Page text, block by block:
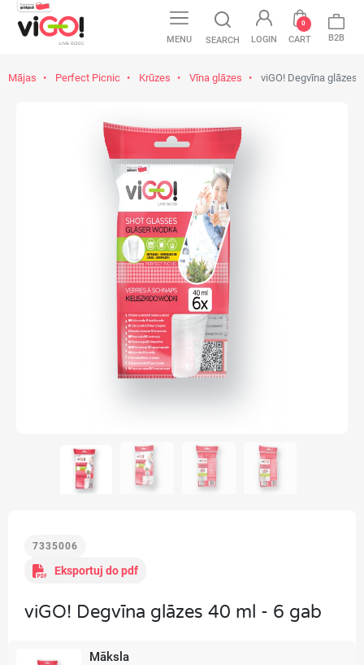
MENU SEARCH LOGIN CART
0
B2B
Mājas Perfect Picnic Krūzes Vīna glāzes viGO! Degvīna glāzes
7335006
Eksportuj do pdf
viGO! Degvīna glāzes 40 ml - 6 gab
Māksla